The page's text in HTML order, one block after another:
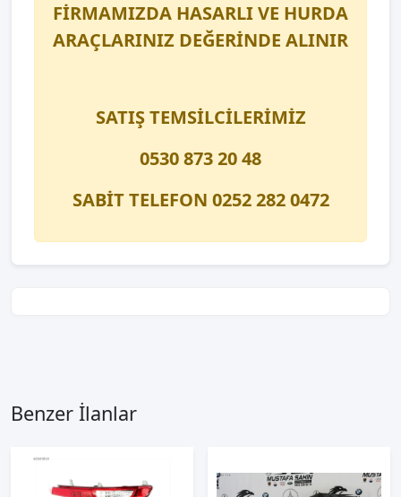
FİRMAMIZDA HASARLI VE HURDA
ARAÇLARINIZ DEĞERİNDE ALINIR
SATIŞ TEMSİLCİLERİMİZ
0530 873 20 48
SABİT TELEFON 0252 282 0472
Benzer İlanlar